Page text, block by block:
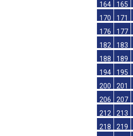
164
165
170
171
176
177
182
183
188
189
194
195
200
201
206
207
212
213
218
219